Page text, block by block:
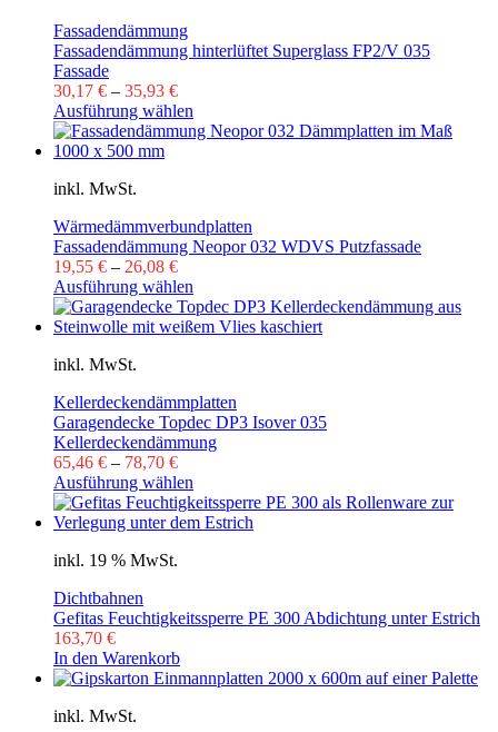
Fassadendämmung
Fassadendämmung hinterlüftet Superglass FP2/V 035
Fassade
30,17 € – 35,93 €
Ausführung wählen
inkl. MwSt.
Wärmedämmverbundplatten
Fassadendämmung Neopor 032 WDVS Putzfassade
19,55 € – 26,08 €
Ausführung wählen
inkl. MwSt.
Kellerdeckendämmplatten
Garagendecke Topdec DP3 Isover 035
Kellerdeckendämmung
65,46 € – 78,70 €
Ausführung wählen
inkl. 19 % MwSt.
Dichtbahnen
Gefitas Feuchtigkeitssperre PE 300 Abdichtung unter Estrich
163,70 €
In den Warenkorb
inkl. MwSt.